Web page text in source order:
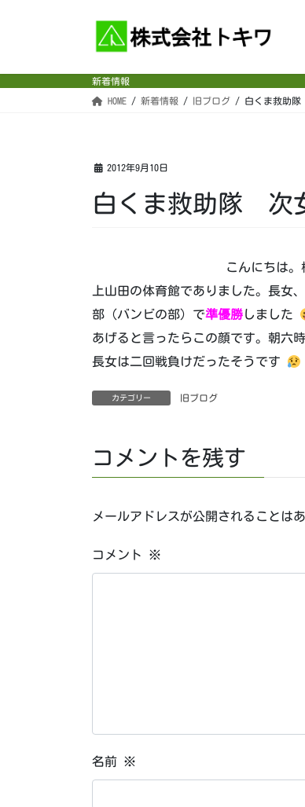
新着情報
HOME 新着情報 旧ブログ 白くま救助
2012年9月10日
白くま救助隊 次
こんにちは
上山田の体育館でありました。長女
部（バンビの部）で準優勝しました
あげると言ったらこの顔です。朝六
長女は二回戦負けだったそうです
カテゴリー 旧ブログ
コメントを残す
メールアドレスが公開されることはあ
コメント ※
名前 ※